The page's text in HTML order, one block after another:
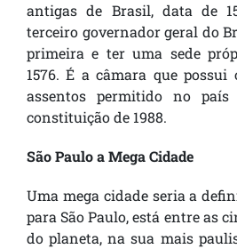
antigas de Brasil, data de
terceiro governador geral do
primeira e ter uma sede
1576. É a câmara que
assentos permitido no
constituição de 1988.
São Paulo a Mega Cidade
Uma mega cidade seria a
para São Paulo, está entre as
do planeta, na sua mais